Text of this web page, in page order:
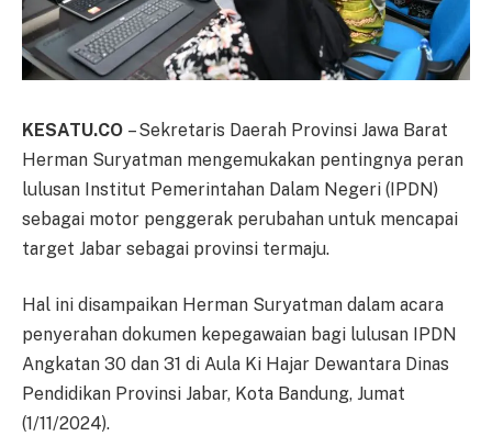
KESATU.CO – Sekretaris Daerah Provinsi Jawa Barat
Herman Suryatman mengemukakan pentingnya peran
lulusan Institut Pemerintahan Dalam Negeri (IPDN)
sebagai motor penggerak perubahan untuk mencapai
target Jabar sebagai provinsi termaju.
Hal ini disampaikan Herman Suryatman dalam acara
penyerahan dokumen kepegawaian bagi lulusan IPDN
Angkatan 30 dan 31 di Aula Ki Hajar Dewantara Dinas
Pendidikan Provinsi Jabar, Kota Bandung, Jumat
(1/11/2024).